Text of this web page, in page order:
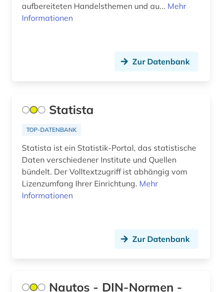
antisemitismus (2)
anästhesie (1)
apartheid (1)
apotheke (1)
arabische staaten (1)
Lettland (3)
Montenegro (1)
Niederlande (20)
Niedersachsen (6)
aufbereiteten Handelsthemen und au... Mehr
Informationen
Zur Datenbank
Statista
TOP-DATENBANK
Statista ist ein Statistik-Portal, das statistische
Daten verschiedener Institute und Quellen
bündelt. Der Volltextzugriff ist abhängig vom
Lizenzumfang Ihrer Einrichtung. Mehr
Informationen
Zur Datenbank
Nautos - DIN-Normen -